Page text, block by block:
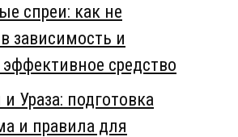
спреи: как не
зависимость и
средство
Ураза: подготовка
и правила для